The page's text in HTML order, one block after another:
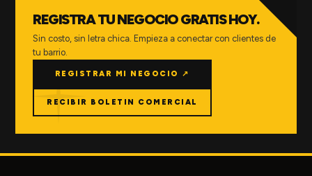
REGISTRA TU NEGOCIO GRATIS HOY.
Sin costo, sin letra chica. Empieza a conectar con clientes de
tu barrio.
REGISTRAR MI NEGOCIO ↗
RECIBIR BOLETIN COMERCIAL